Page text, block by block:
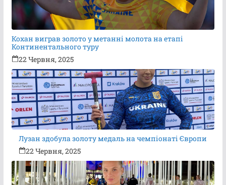
Кохан виграв золото у метанні молота на етапі
Континентального туру
22 Червня, 2025
Лузан здобула золоту медаль на чемпіонаті Європи
22 Червня, 2025